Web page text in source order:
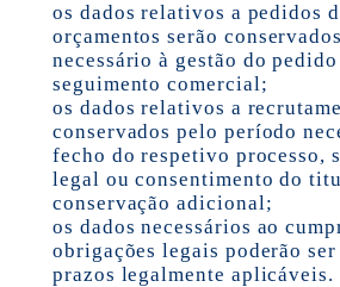
os dados relativos a pedidos
orçamentos serão
necessário à gestão do
seguimento comercial;
os dados relativos a
conservados pelo período
fecho do respetivo processo,
legal ou consentimento do
conservação adicional;
os dados necessários ao
obrigações legais poderão
prazos legalmente aplicáveis.